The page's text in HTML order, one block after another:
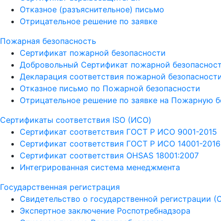
Отказное (разъяснительное) письмо
Отрицательное решение по заявке
Пожарная безопасность
Сертификат пожарной безопасности
Добровольный Сертификат пожарной
Декларация соответствия пожарной
Отказное письмо по Пожарной безопасности
Отрицательное решение по заявке на Пожарную
Сертификаты соответствия ISO (ИСО)
Сертификат соответствия ГОСТ Р ИСО 9001-2015
Сертификат соответствия ГОСТ Р ИСО 14001-2016
Сертификат соответствия OHSAS 18001:2007
Интегрированная система менеджмента
Государственная регистрация
Свидетельство о государственной регистрации
Экспертное заключение Роспотребнадзора